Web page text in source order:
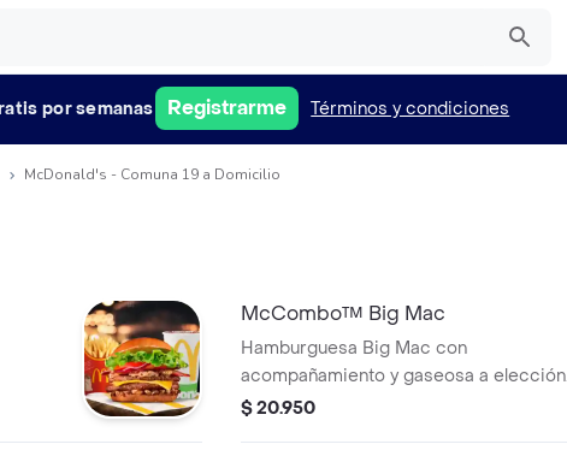
por semanas Registrarme Términos y condiciones
McDonald's - Comuna 19 a Domicilio
McCombo™ Big Mac
Hamburguesa Big Mac con
acompañamiento y gaseosa a elección
en vaso de 22 oz.
$ 20.950